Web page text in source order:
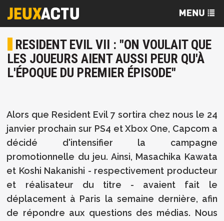
RESIDENT EVIL VII : "ON VOULAIT QUE
LES JOUEURS AIENT AUSSI PEUR QU'À
L'ÉPOQUE DU PREMIER ÉPISODE"
Alors que Resident Evil 7 sortira chez nous le 24
janvier prochain sur PS4 et Xbox One, Capcom a
décidé d'intensifier la campagne
promotionnelle du jeu. Ainsi, Masachika Kawata
et Koshi Nakanishi - respectivement producteur
et réalisateur du titre - avaient fait le
déplacement à Paris la semaine dernière, afin
de répondre aux questions des médias. Nous